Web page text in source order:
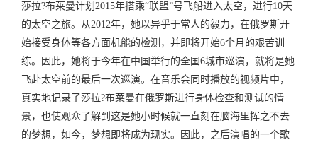
莎拉?布莱曼计划2015年搭乘“联盟”号飞船进入太空，进行10天
的太空之旅。从2012年，她以异乎于常人的毅力，在俄罗斯开
始接受身体等各方面机能的检测，并即将开始6个月的艰苦训
练。因此，她将于今年在中国举行的全国6城市巡演，就将是她
飞赴太空前的最后一次巡演。在音乐会同时播放的视频片中，
真实地记录了莎拉?布莱曼在俄罗斯进行身体检查和测试的情
景，也使观众了解到这是她小时候就一直刻在脑海里挥之不去
的梦想，如今，梦想即将成为现实。因此，之后演唱的一个歌